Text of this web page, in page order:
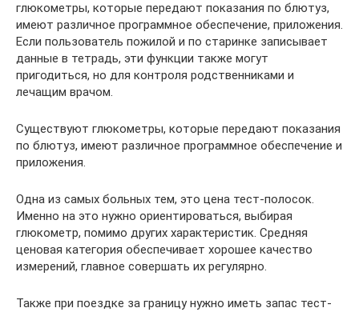
глюкометры, которые передают показания по блютуз,
имеют различное программное обеспечение, приложения.
Если пользователь пожилой и по старинке записывает
данные в тетрадь, эти функции также могут
пригодиться, но для контроля родственниками и
лечащим врачом.
Существуют глюкометры, которые передают показания
по блютуз, имеют различное программное обеспечение и
приложения.
Одна из самых больных тем, это цена тест-полосок.
Именно на это нужно ориентироваться, выбирая
глюкометр, помимо других характеристик. Средняя
ценовая категория обеспечивает хорошее качество
измерений, главное совершать их регулярно.
Также при поездке за границу нужно иметь запас тест-